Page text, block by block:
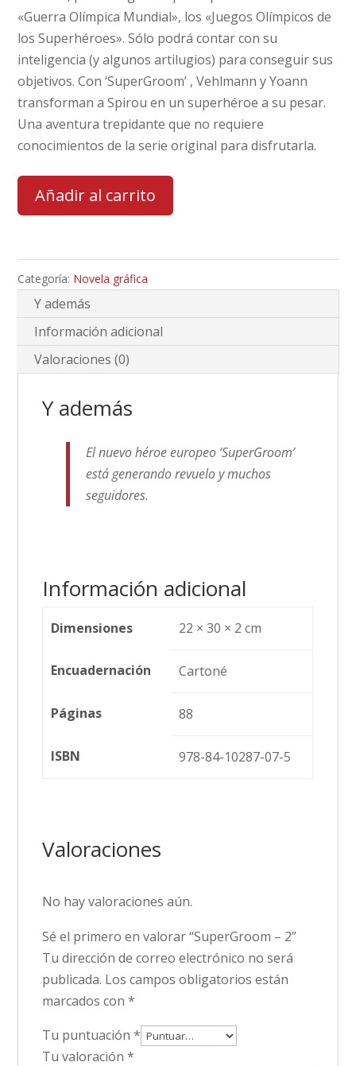
«Guerra Olímpica Mundial», los «Juegos Olímpicos de
los Superhéroes». Sólo podrá contar con su
inteligencia (y algunos artilugios) para conseguir sus
objetivos. Con ‘SuperGroom’ , Vehlmann y Yoann
transforman a Spirou en un superhéroe a su pesar.
Una aventura trepidante que no requiere
conocimientos de la serie original para disfrutarla.
Añadir al carrito
Categoría: Novela gráfica
Y además
Información adicional
Valoraciones (0)
Y además
El nuevo héroe europeo ‘SuperGroom’
está generando revuelo y muchos
seguidores.
Información adicional
Dimensiones 22 × 30 × 2 cm
Encuadernación Cartoné
Páginas 88
ISBN 978-84-10287-07-5
Valoraciones
No hay valoraciones aún.
Sé el primero en valorar “SuperGroom – 2”
Tu dirección de correo electrónico no será
publicada. Los campos obligatorios están
marcados con*
Tu puntuación*
Tu valoración*